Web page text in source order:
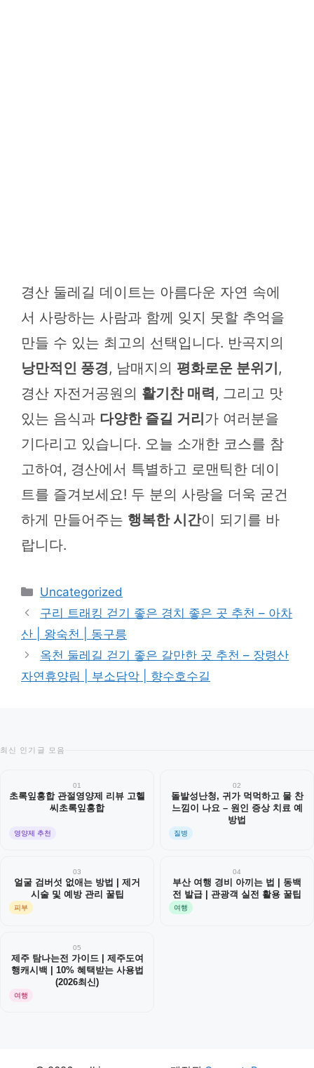
경산 둘레길 데이트는 아름다운 자연 속에
서 사랑하는 사람과 함께 잊지 못할 추억을
만들 수 있는 최고의 선택입니다. 반곡지의
낭만적인 풍경, 남매지의 평화로운 분위기,
경산 자전거공원의 활기찬 매력 , 그리고 맛
있는 음식과 다양한 즐길 거리가 여러분을
기다리고 있습니다. 오늘 소개한 코스를 참
고하여, 경산에서 특별하고 로맨틱한 데이
트를 즐겨보세요! 두 분의 사랑을 더욱 굳건
하게 만들어주는 행복한 시간이 되기를 바
랍니다.
카
테
리
Uncategorized
구리 트래킹 걷기 좋은 경치 좋은 곳 추천 – 아차
산 | 왕숙천 | 동구릉
옥천 둘레길 걷기 좋은 갈만한 곳 추천 – 장령산
자연휴양림 | 부소담악 | 향수호수길
최신 인기글 모음
01
초록잎홍합 관절영양제 리뷰 고헬
씨초록잎홍합
영양제 추천
02
돌발성난청, 귀가 먹먹하고 물 찬
느낌이 나요 – 원인 증상 치료 예
방법
질병
03
얼굴 검버섯 없애는 방법 | 제거
시술 및 예방 관리 꿀팁
피부
04
부산 여행 경비 아끼는 법 | 동백
전 발급 | 관광객 실전 활용 꿀팁
여행
05
제주 탐나는전 가이드 | 제주도여
행캐시백 | 10% 혜택받는 사용법
(2026최신)
여행